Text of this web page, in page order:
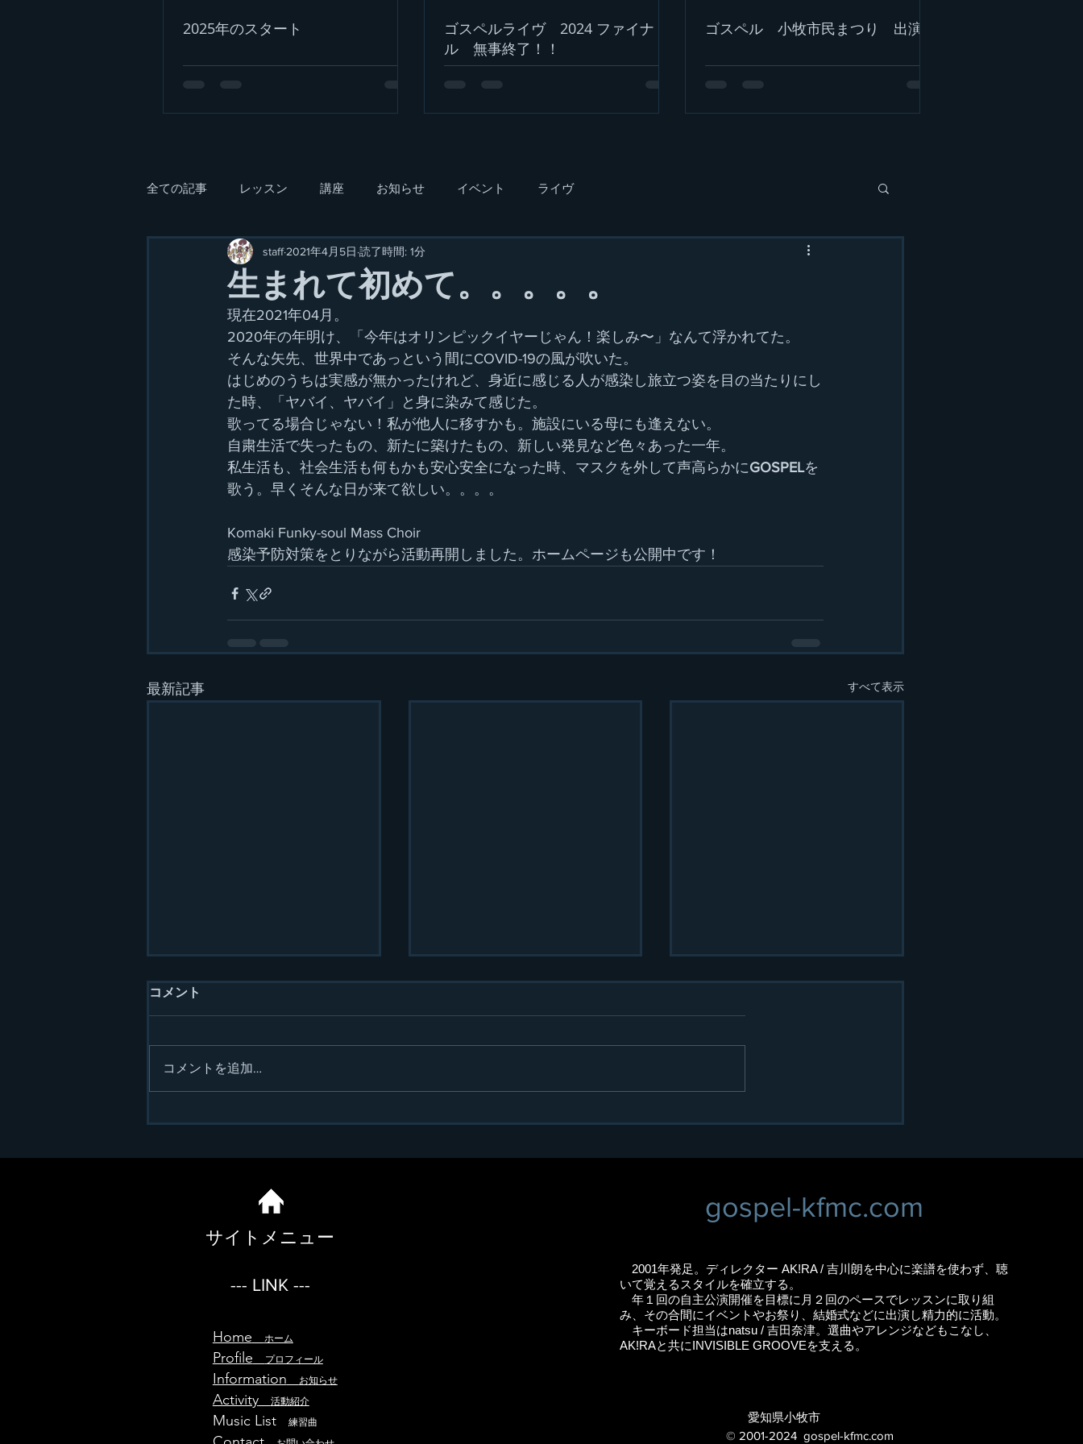
2025年のスタート
ゴスペルライヴ 2024 ファイナ
ル 無事終了！！
ゴスペル 小牧市民まつり 出演！
全ての記事 レッスン 講座 お知らせ イベント ライヴ
生まれて初めて。。。。。
staff 2021年4月5日 読了時間: 1分
現在2021年04月。
2020年の年明け、「今年はオリンピックイヤーじゃん！楽しみ〜」なんて浮かれてた。
そんな矢先、世界中であっという間にCOVID-19の風が吹いた。
はじめのうちは実感が無かったけれど、身近に感じる人が感染し旅立つ姿を目の当たりにし
た時、「ヤバイ、ヤバイ」と身に染みて感じた。
歌ってる場合じゃない！私が他人に移すかも。施設にいる母にも逢えない。
自粛生活で失ったもの、新たに築けたもの、新しい発見など色々あった一年。
私生活も、社会生活も何もかも安心安全になった時、マスクを外して声高らかにGOSPELを
歌う。早くそんな日が来て欲しい。。。。
Komaki Funky-soul Mass Choir
感染予防対策をとりながら活動再開しました。ホームページも公開中です！
最新記事 すべて表示
2025年のスタート
コメント
コメントを追加…
サイトメニュー
--- LINK ---
Home ホーム
Profile プロフィール
Information お知らせ
Activity 活動紹介
Music List 練習曲
gospel-kfmc.com
2001年発足。ディレクター AK!RA / 吉川朗を中心に楽譜を使わず、聴
いて覚えるスタイルを確立する。
年１回の自主公演開催を目標に月２回のペースでレッスンに取り組
み、その合間にイベントやお祭り、結婚式などに出演し精力的に活動。
キーボード担当はnatsu / 吉田奈津。選曲やアレンジなどもこなし、
AK!RAと共にINVISIBLE GROOVEを支える。
​愛知県小牧市
© 2001-2024gospel-kfmc.com